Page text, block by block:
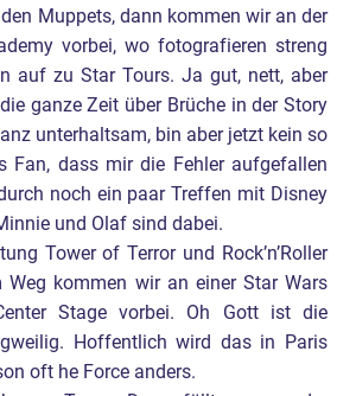
Muppets, dann kommen wir an der
vorbei, wo fotografieren streng
auf zu Star Tours. Ja gut, nett, aber
ganze Zeit über Brüche in der Story
unterhaltsam, bin aber jetzt kein so
Fan, dass mir die Fehler aufgefallen
noch ein paar Treffen mit Disney
und Olaf sind dabei.
Tower of Terror und Rock’n’Roller
Weg kommen wir an einer Star Wars
Stage vorbei. Oh Gott ist die
Hoffentlich wird das in Paris
oft he Force anders.